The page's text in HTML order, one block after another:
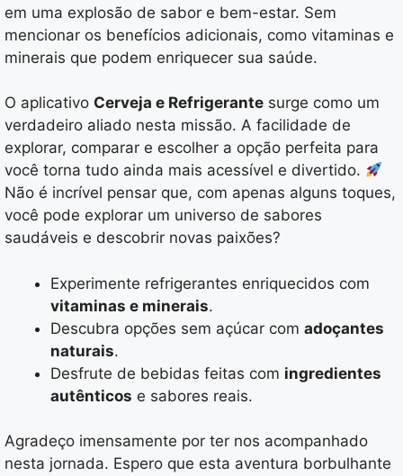
em uma explosão de sabor e bem-estar. Sem
mencionar os benefícios adicionais, como vitaminas e
minerais que podem enriquecer sua saúde.
O aplicativo Cerveja e Refrigerante surge como um
verdadeiro aliado nesta missão. A facilidade de
explorar, comparar e escolher a opção perfeita para
você torna tudo ainda mais acessível e divertido.
Não é incrível pensar que, com apenas alguns toques,
você pode explorar um universo de sabores
saudáveis e descobrir novas paixões?
Experimente refrigerantes enriquecidos com
vitaminas e minerais.
Descubra opções sem açúcar com adoçantes
naturais.
Desfrute de bebidas feitas com ingredientes
autênticos e sabores reais.
Agradeço imensamente por ter nos acompanhado
nesta jornada. Espero que esta aventura borbulhante